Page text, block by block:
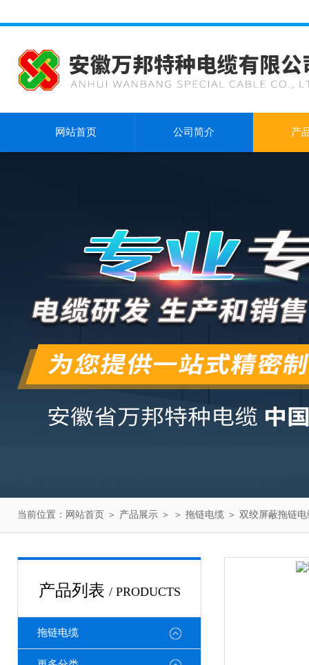
网站首页 公司简介 产
当前位置： 网站首页 ＞ 产品展示 ＞ ＞ 拖链电缆 ＞ 双绞屏蔽拖链
产品列表 / PRODUCTS
拖链电缆